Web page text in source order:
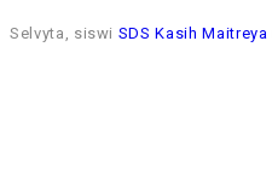
Selvyta, siswi SDS Kasih Maitreya